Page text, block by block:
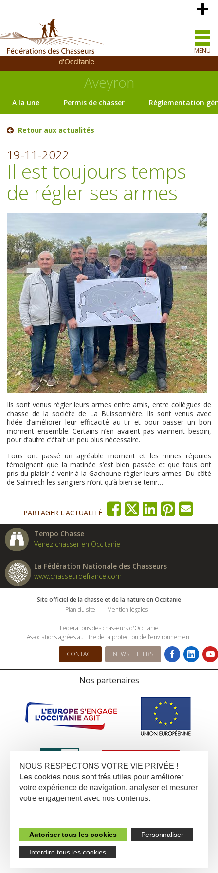
MENU
Aveyron
A la une Permis de chasser Règlementation
Retour aux actualités
19-11-2022
Il est toujours temps
de régler ses armes
Ils sont venus régler leurs armes entre amis, entre collègues de
chasse de la société de La Buissonnière. Ils sont venus avec
l’idée d’améliorer leur efficacité au tir et pour passer un bon
moment ensemble. Certains n’en avaient pas vraiment besoin,
pour d’autre c’était un peu plus nécessaire.
Tous ont passé un agréable moment et les mines réjouies
témoignent que la matinée s’est bien passée et que tous ont
pris du plaisir à venir à la Gachoune régler leurs armes. Du côté
de Salmiech les sangliers n’ont qu’à bien se tenir…
PARTAGER L'ACTUALITÉ
Tempo Chasse
Venez chasser en Occitanie
La Fédération Nationale des Chasseurs
www.chasseurdefrance.com
Site officiel de la chasse et de la nature en Occitanie
Plan du site
Mention légales
Fédérations des chasseurs d'Occitanie
Associations agrées au titre de la protection de l’environnement
CONTACT NEWSLETTERS
Nos partenaires
NOUS RESPECTONS VOTRE VIE PRIVÉE !
Les cookies nous sont trés utiles pour améliorer
votre expérience de navigation, analyser et mesurer
votre engagement avec nos contenus.
Autoriser tous les cookies Personnaliser
Interdire tous les cookies